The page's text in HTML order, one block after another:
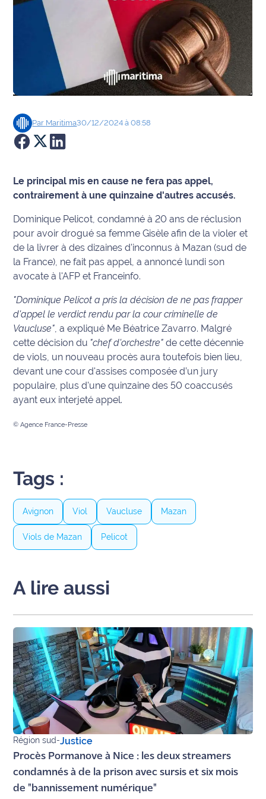
Agenda
Sports
Société
Culture
Économie
Emploi
Environnement
route
Justice
Loisirs
Météo
Transport
National
2026
Contenus
Partenaires
L'invité(e)
de la
rédaction
Coup de
Maritima
Fil
Par Maritima30/12/2024 à 08:58
Le principal mis en cause ne fera pas appel,
contrairement à une quinzaine d'autres accusés.
Dominique Pelicot, condamné à 20 ans de réclusion
pour avoir drogué sa femme Gisèle afin de la violer et
de la livrer à des dizaines d'inconnus à Mazan (sud de
la France), ne fait pas appel, a annoncé lundi son
avocate à l'AFP et Franceinfo.
"Dominique Pelicot a pris la décision de ne pas frapper
d'appel le verdict rendu par la cour criminelle de
Vaucluse" , a expliqué Me Béatrice Zavarro. Malgré
cette décision du "chef d'orchestre" de cette décennie
de viols, un nouveau procès aura toutefois bien lieu,
devant une cour d'assises composée d’un jury
populaire, plus d'une quinzaine des 50 coaccusés
ayant eux interjeté appel.
© Agence France-Presse
Tags :
Avignon Viol Vaucluse Mazan
Viols de Mazan Pelicot
A lire aussi
Région sud-Justice
Procès Pormanove à Nice : les deux streamers
condamnés à de la prison avec sursis et six mois
de "bannissement numérique"